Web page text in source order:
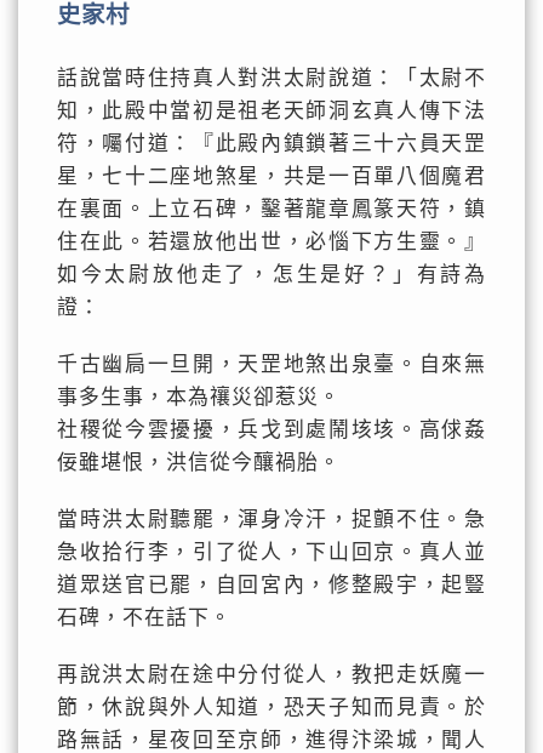
史家村
話說當時住持真人對洪太尉說道：「太尉不
知，此殿中當初是祖老天師洞玄真人傳下法
符，囑付道：『此殿內鎮鎖著三十六員天罡
星，七十二座地煞星，共是一百單八個魔君
在裏面。上立石碑，鑿著龍章鳳篆天符，鎮
住在此。若還放他出世，必惱下方生靈。』
如今太尉放他走了，怎生是好？」有詩為
證：
千古幽扃一旦開，天罡地煞出泉臺。自來無
事多生事，本為禳災卻惹災。
社稷從今雲擾擾，兵戈到處鬧垓垓。高俅姦
佞雖堪恨，洪信從今釀禍胎。
當時洪太尉聽罷，渾身冷汗，捉顫不住。急
急收拾行李，引了從人，下山回京。真人並
道眾送官已罷，自回宮內，修整殿宇，起豎
石碑，不在話下。
再說洪太尉在途中分付從人，教把走妖魔一
節，休說與外人知道，恐天子知而見責。於
路無話，星夜回至京師，進得汴梁城，聞人